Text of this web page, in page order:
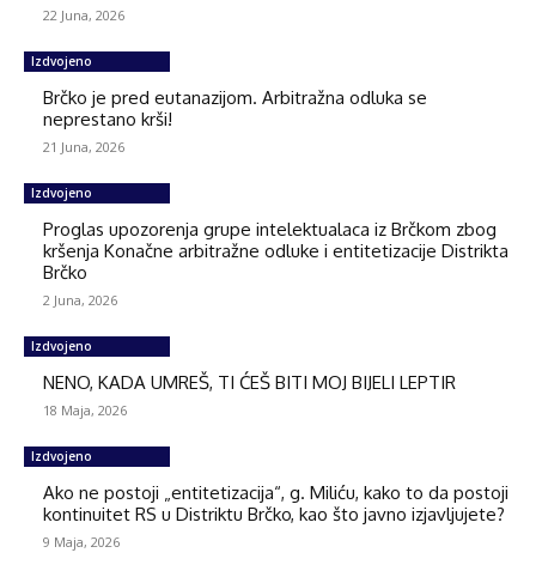
22 Juna, 2026
Izdvojeno
Brčko je pred eutanazijom. Arbitražna odluka se
neprestano krši!
21 Juna, 2026
Izdvojeno
Proglas upozorenja grupe intelektualaca iz Brčkom zbog
kršenja Konačne arbitražne odluke i entitetizacije Distrikta
Brčko
2 Juna, 2026
Izdvojeno
NENO, KADA UMREŠ, TI ĆEŠ BITI MOJ BIJELI LEPTIR
18 Maja, 2026
Izdvojeno
Ako ne postoji „entitetizacija“, g. Miliću, kako to da postoji
kontinuitet RS u Distriktu Brčko, kao što javno izjavljujete?
9 Maja, 2026